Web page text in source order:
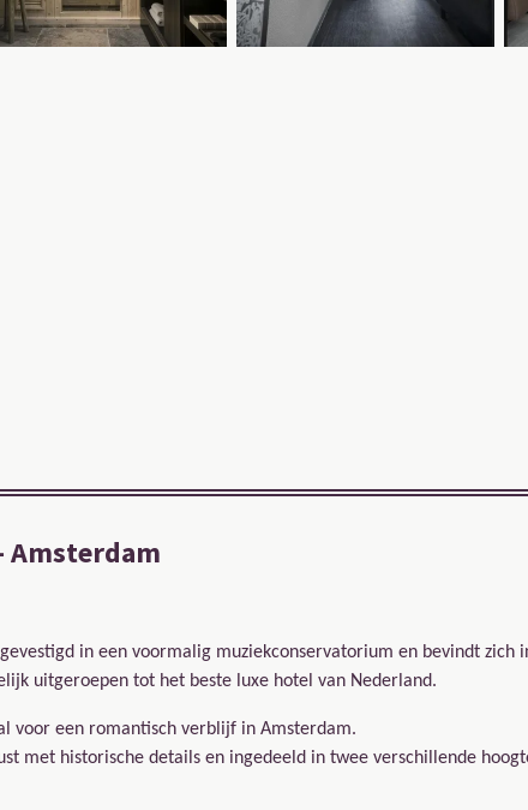
Amsterdam
in een voormalig muziekconservatorium en bevindt zich
uitgeroepen tot het beste luxe hotel van Nederland.
voor een romantisch verblijf in Amsterdam.
met historische details en ingedeeld in twee verschillende